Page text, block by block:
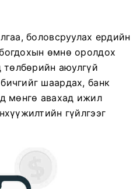
боловсруулах ердийн
өмнө оролдох
төлбөрийн аюулгүй
шаардах, банк
мөнгө авахад ижил
гүйлгээг